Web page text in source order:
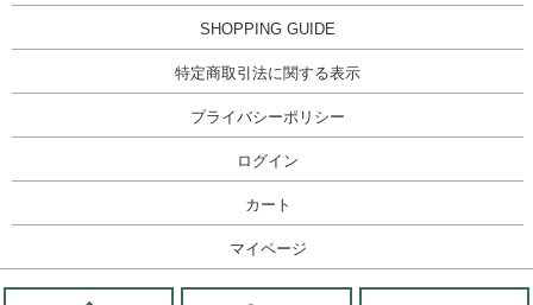
SHOPPING GUIDE
特定商取引法に関する表示
プライバシーポリシー
ログイン
カート
マイページ